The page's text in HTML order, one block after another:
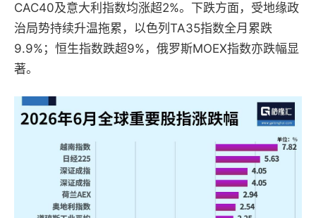
CAC40及意大利指数均涨超2%。下跌方面，受地缘政
治局势持续升温拖累，以色列TA35指数全月累跌
9.9%；恒生指数跌超9%，俄罗斯MOEX指数亦跌幅显
著。